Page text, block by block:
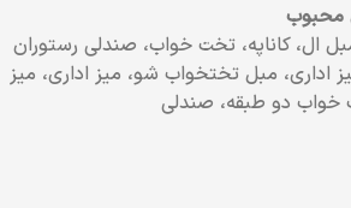
محبوب
ال، کاناپه، تخت خواب، صندلی رستوران
اداری، مبل تختخواب شو، میز اداری، میز
دو طبقه، صندلی